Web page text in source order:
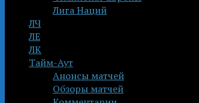
Лига Наций
ЛЧ
ЛЕ
ЛК
Тайм-Аут
Анонсы матчей
Обзоры матчей